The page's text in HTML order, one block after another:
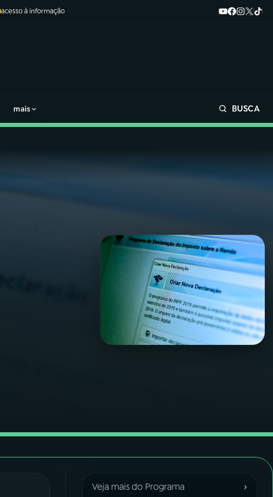
acesso à informação
mais BUSCA
Veja mais do Programa ›